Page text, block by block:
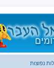
נפוצות